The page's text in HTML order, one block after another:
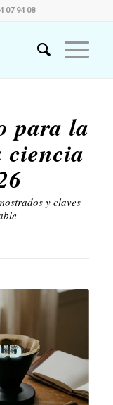
07 94 08
para la
ciencia
y claves